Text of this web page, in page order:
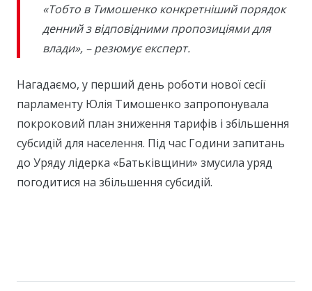
«Тобто в Тимошенко конкретніший порядок
денний з відповідними пропозиціями для
влади», – резюмує експерт.
Нагадаємо, у перший день роботи нової сесії
парламенту Юлія Тимошенко запропонувала
покроковий план зниження тарифів і збільшення
субсидій для населення. Під час Години запитань
до Уряду лідерка «Батьківщини» змусила уряд
погодитися на збільшення субсидій.